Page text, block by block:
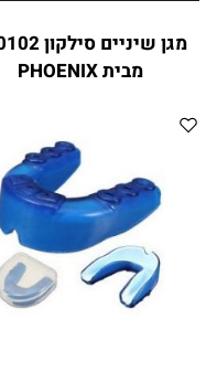
מגן שיניים
מבית PHOENIX